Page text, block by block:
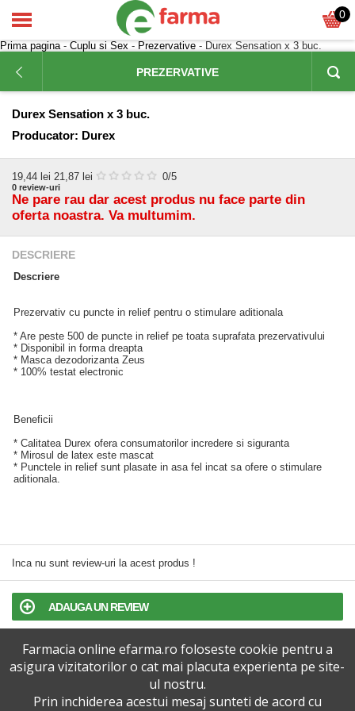
0
Prima pagina- Cuplu si Sex - Prezervative - Durex Sensation x 3 buc.
PREZERVATIVE
Durex Sensation x 3 buc.
Producator: Durex
19,44 lei 21,87 lei 0/5
0 review-uri
Ne pare rau dar acest produs nu face parte din
oferta noastra. Va multumim.
DESCRIERE
Descriere
Prezervativ cu puncte in relief pentru o stimulare aditionala
* Are peste 500 de puncte in relief pe toata suprafata prezervativului
* Disponibil in forma dreapta
* Masca dezodorizanta Zeus
* 100% testat electronic
Beneficii
* Calitatea Durex ofera consumatorilor incredere si siguranta
* Mirosul de latex este mascat
* Punctele in relief sunt plasate in asa fel incat sa ofere o stimulare
aditionala.
Inca nu sunt review-uri la acest produs !
ADAUGA UN REVIEW
TERMENI SI CONDITII
POLITICA DE CONFIDENTIALITATE
Farmacia online efarma.ro foloseste cookie pentru a
asigura vizitatorilor o cat mai placuta experienta pe site-
ul nostru.
Prin inchiderea acestui mesaj sunteti de acord cu